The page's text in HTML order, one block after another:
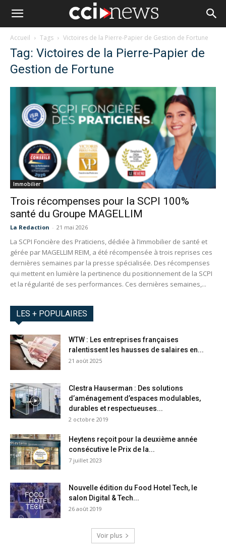
Accueil Tags Victoires de la Pierre-Papier de Gestion de Fortune
Tag: Victoires de la Pierre-Papier de
Gestion de Fortune
Immobilier
Trois récompenses pour la SCPI 100%
santé du Groupe MAGELLIM
La Redaction - 21 mai 2026
La SCPI Foncière des Praticiens, dédiée à l’immobilier de santé et
gérée par MAGELLIM REIM, a été récompensée à trois reprises ces
dernières semaines par la presse spécialisée. Des récompenses
qui mettent en lumière la pertinence du positionnement de la SCPI
et la régularité de ses performances. Ces dernières semaines,...
LES + POPULAIRES
WTW : Les entreprises françaises
ralentissent les hausses de salaires en...
21 août 2025
Clestra Hauserman : Des solutions
d’aménagement d’espaces modulables,
durables et respectueuses...
2 octobre 2019
Heytens reçoit pour la deuxième année
consécutive le Prix de la...
7 juillet 2023
Nouvelle édition du Food Hotel Tech, le
salon Digital & Tech...
26 août 2019
Voir plus